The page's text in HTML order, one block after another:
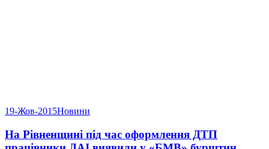
19-Жов-2015Новини
На Рівненщині під час оформлення ДТП